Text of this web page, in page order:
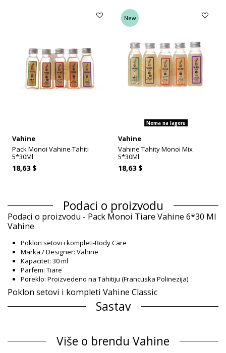
Vahine
Pack Monoi Vahine Tahiti
5*30Ml
18,63 $
New
Nema na lageru
Vahine
Vahine Tahity Monoi Mix
5*30Ml
18,63 $
Podaci o proizvodu
Podaci o proizvodu - Pack Monoi Tiare Vahine 6*30 Ml
Vahine
Poklon setovi i kompleti-Body Care
Marka / Designer: Vahine
Kapacitet: 30 ml
Parfem: Tiare
Poreklo: Proizvedeno na Tahitiju (Francuska Polinezija)
Poklon setovi i kompleti Vahine Classic
Sastav
Informacije o proizvodu
Više o brendu Vahine